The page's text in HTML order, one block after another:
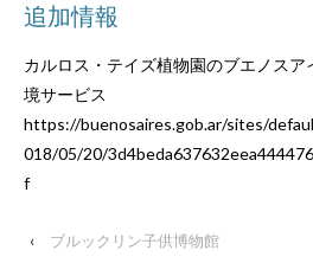
追加情報
カルロス・テイズ植物園のブエノス
境サービス
https://buenosaires.gob.ar/sites/
018/05/20/
f
‹ ブルックリン子供博物館